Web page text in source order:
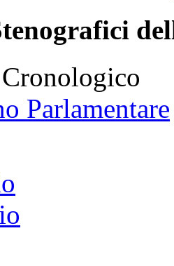
Parlamentare